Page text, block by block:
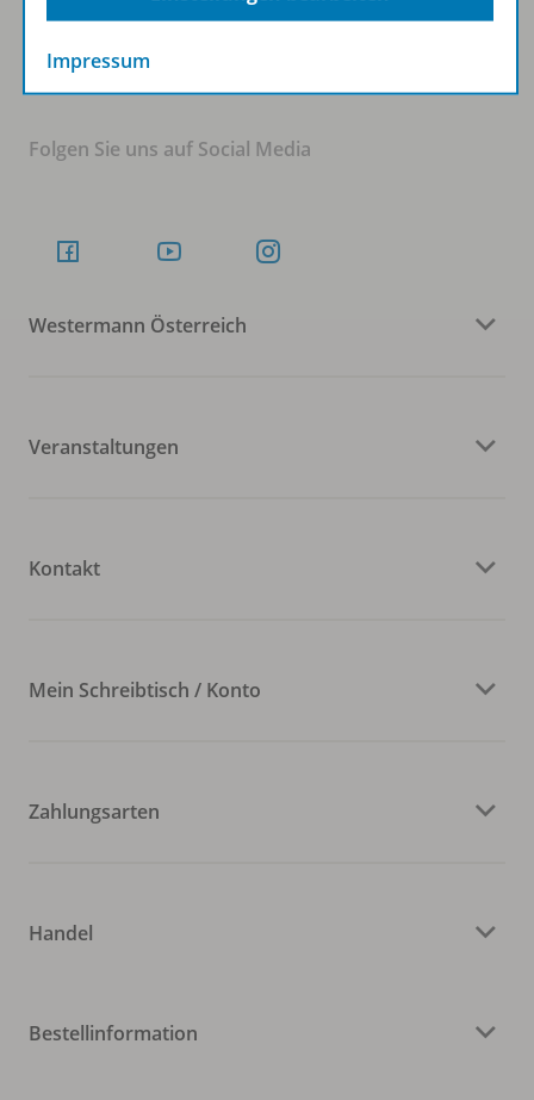
Folgen Sie uns auf Social Media
Westermann Österreich
Veranstaltungen
Kontakt
Mein Schreibtisch / Konto
Zahlungsarten
Handel
Bestellinformation
Impressum